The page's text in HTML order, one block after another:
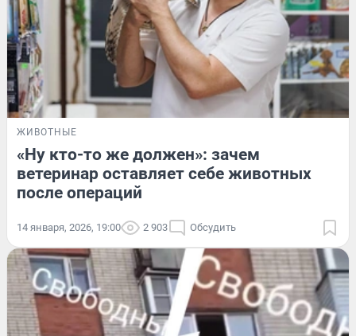
ЖИВОТНЫЕ
«Ну кто-то же должен»: зачем
ветеринар оставляет себе животных
после операций
14 января, 2026, 19:00 2 903 Обсудить